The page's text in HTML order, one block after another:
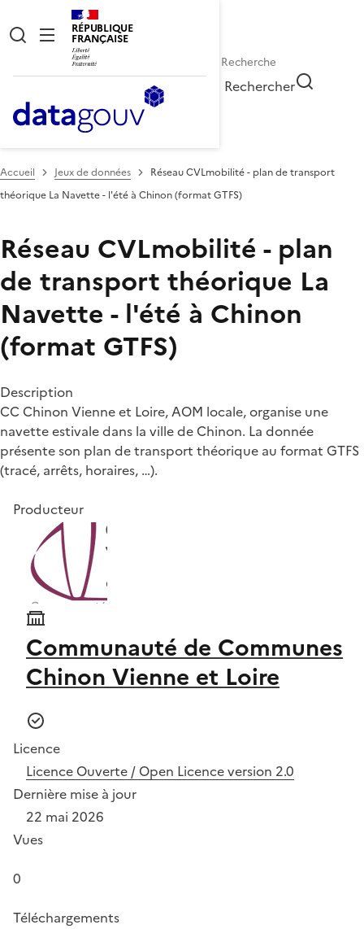
RÉPUBLIQUE
FRANÇAISE
Rechercher
Accueil Jeux de données
Réseau CVLmobilité - plan de transport
théorique La Navette - l'été à Chinon (format GTFS)
Réseau CVLmobilité - plan
de transport théorique La
Navette - l'été à Chinon
(format GTFS)
Description
CC Chinon Vienne et Loire, AOM locale, organise une
navette estivale dans la ville de Chinon. La donnée
présente son plan de transport théorique au format GTFS
(tracé, arrêts, horaires, …).
Producteur
Communauté de Communes
Chinon Vienne et Loire
Licence
Licence Ouverte / Open Licence version 2.0
Dernière mise à jour
22 mai 2026
Vues
0
Téléchargements